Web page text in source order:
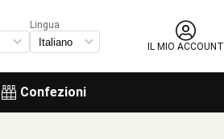
Confezioni
Lingua
IL MIO ACCOUNT